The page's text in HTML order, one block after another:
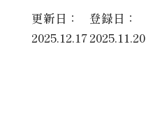
更新日：
2025.12.17
登録日：
2025.11.20